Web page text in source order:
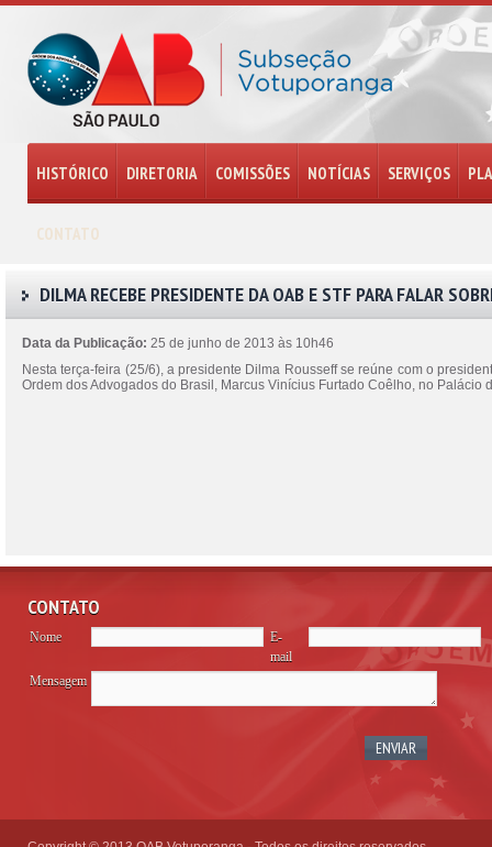
HISTÓRICO DIRETORIA COMISSÕES NOTÍCIAS SERVIÇOS
CONTATO
DILMA RECEBE PRESIDENTE DA OAB E STF PARA FALAR
Data da Publicação: 25 de junho de 2013 às 10h46
Nesta terça-feira (25/6), a presidente Dilma Rousseff se reúne com o
Ordem dos Advogados do Brasil, Marcus Vinícius Furtado Coêlho, no
CONTATO
Nome
E-
mail
Mensagem